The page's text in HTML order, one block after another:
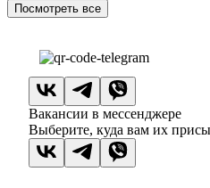
Посмотреть все
Вакансии в мессенджере
Выберите, куда вам их